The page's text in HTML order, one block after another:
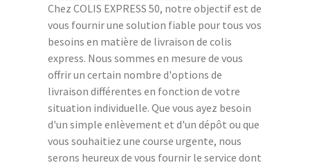
Chez COLIS EXPRESS 50, notre objectif est de
vous fournir une solution fiable pour tous vos
besoins en matière de livraison de colis
express. Nous sommes en mesure de vous
offrir un certain nombre d'options de
livraison différentes en fonction de votre
situation individuelle. Que vous ayez besoin
d'un simple enlèvement et d'un dépôt ou que
vous souhaitiez une course urgente, nous
serons heureux de vous fournir le service dont